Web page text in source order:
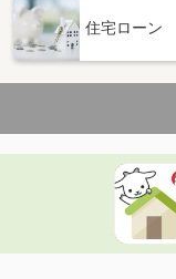
住宅ローン